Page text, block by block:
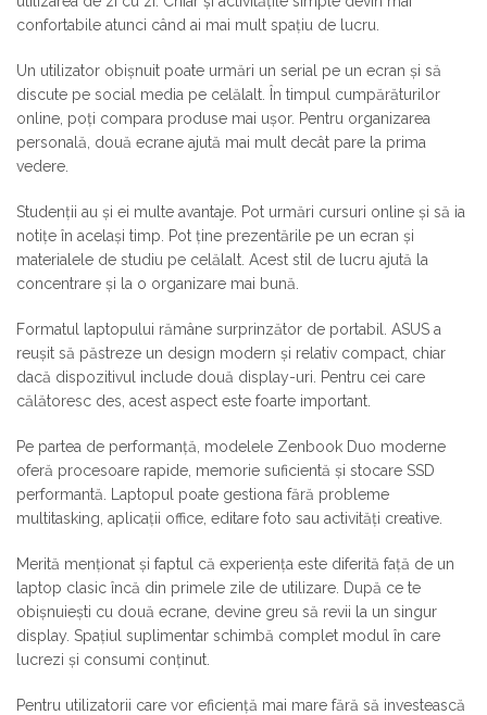
confortabile atunci când ai mai mult spațiu de lucru.
Un utilizator obișnuit poate urmări un serial pe un ecran și să
discute pe social media pe celălalt. În timpul cumpărăturilor
online, poți compara produse mai ușor. Pentru organizarea
personală, două ecrane ajută mai mult decât pare la prima
vedere.
Studenții au și ei multe avantaje. Pot urmări cursuri online și să ia
notițe în același timp. Pot ține prezentările pe un ecran și
materialele de studiu pe celălalt. Acest stil de lucru ajută la
concentrare și la o organizare mai bună.
Formatul laptopului rămâne surprinzător de portabil. ASUS a
reușit să păstreze un design modern și relativ compact, chiar
dacă dispozitivul include două display-uri. Pentru cei care
călătoresc des, acest aspect este foarte important.
Pe partea de performanță, modelele Zenbook Duo moderne
oferă procesoare rapide, memorie suficientă și stocare SSD
performantă. Laptopul poate gestiona fără probleme
multitasking, aplicații office, editare foto sau activități creative.
Merită menționat și faptul că experiența este diferită față de un
laptop clasic încă din primele zile de utilizare. După ce te
obișnuiești cu două ecrane, devine greu să revii la un singur
display. Spațiul suplimentar schimbă complet modul în care
lucrezi și consumi conținut.
Pentru utilizatorii care vor eficiență mai mare fără să investească